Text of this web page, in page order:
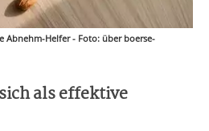
Abnehm-Helfer - Foto: über boerse-
als effektive